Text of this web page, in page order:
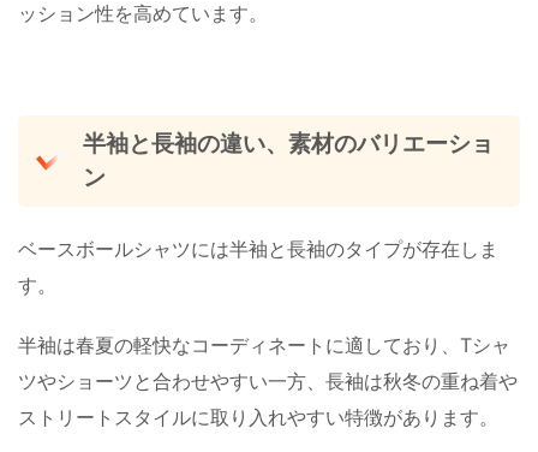
ッション性を高めています。
半袖と長袖の違い、素材のバリエーショ
ン
ベースボールシャツには半袖と長袖のタイプが存在しま
す。
半袖は春夏の軽快なコーディネートに適しており、Tシャ
ツやショーツと合わせやすい一方、長袖は秋冬の重ね着や
ストリートスタイルに取り入れやすい特徴があります。